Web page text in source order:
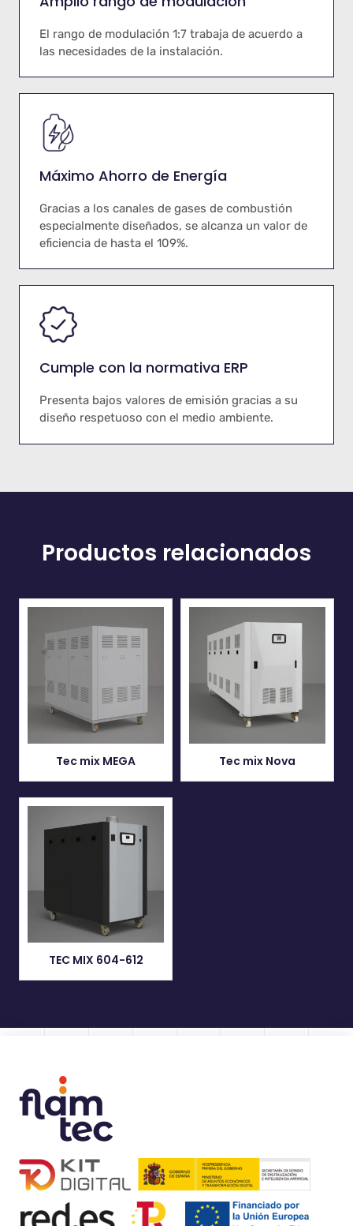
El rango de modulación 1:7 trabaja de acuerdo a
las necesidades de la instalación.
Máximo Ahorro de Energía
Gracias a los canales de gases de combustión
especialmente diseñados, se alcanza un valor de
eficiencia de hasta el 109%.
Cumple con la normativa ERP
Presenta bajos valores de emisión gracias a su
diseño respetuoso con el medio ambiente.
Productos relacionados
Tec mix MEGA Tec mix Nova
TEC MIX 604-612